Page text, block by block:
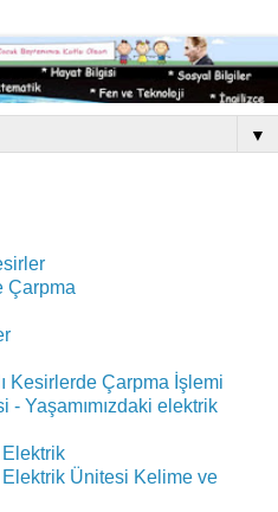
▼
Çarpma
Kesirlerde Çarpma İşlemi
- Yaşamımızdaki elektrik
Elektrik
Elektrik Ünitesi Kelime ve